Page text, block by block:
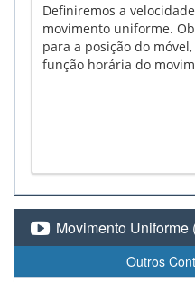
Definiremos a
movimento uniforme.
para a posição do
função horária do
Movimento Uniforme
Outros